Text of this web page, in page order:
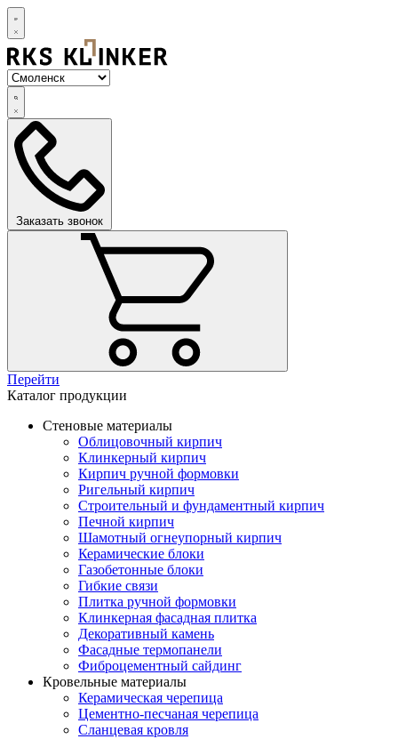
Заказать звонок
Перейти
Каталог продукции
Стеновые материалы
Облицовочный кирпич
Клинкерный кирпич
Кирпич ручной формовки
Ригельный кирпич
Строительный и фундаментный кирпич
Печной кирпич
Шамотный огнеупорный кирпич
Керамические блоки
Газобетонные блоки
Гибкие связи
Плитка ручной формовки
Клинкерная фасадная плитка
Декоративный камень
Фасадные термопанели
Фиброцементный сайдинг
Кровельные материалы
Керамическая черепица
Цементно-песчаная черепица
Сланцевая кровля